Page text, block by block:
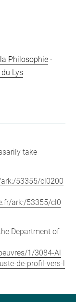
Philosophie -
du Lys
take
53355/cl0200
ark:/53355/cl0
Department of
1/3084-Al
de-profil-vers-l